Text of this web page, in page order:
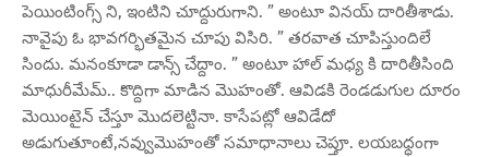
పెయింటింగ్స్ ని, ఇంటిని చూద్దురుగాని. ” అంటూ వినయ్ దారితీశాడు.
నావైపు ఓ భావగర్భితమైన చూపు విసిరి. ” తరవాత చూపిస్తుందిలే
సిందు. మనంకూడా డాన్స్ చేద్దాం. ” అంటూ హాల్ మధ్య కి దారితీసింది
మాధురీమేమ్.. కొద్దిగా మాడిన మొహంతో. ఆవిడకి రెండడుగుల దూరం
మెయింటైన్ చేస్తూ మొదలెట్టినా. కాసేపట్లో ఆవిడేదో
అడుగుతూంటే,నవ్వుమొహంతో సమాధానాలు చెప్తూ. లయబధ్ధంగా